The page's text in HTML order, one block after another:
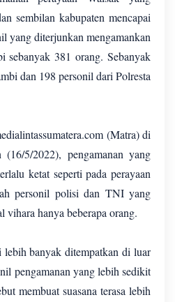
sembilan kabupaten mencapai
yang diterjunkan mengamankan
sebanyak 381 orang. Sebanyak
dan 198 personil dari Polresta
(Matra) di
5/2022), pengamanan yang
ketat seperti pada perayaan
personil polisi dan TNI yang
vihara hanya beberapa orang.
lebih banyak ditempatkan di luar
pengamanan yang lebih sedikit
membuat suasana terasa lebih